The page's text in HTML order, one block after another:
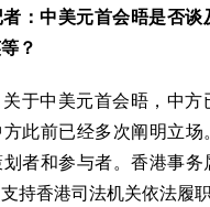
：中美元首会晤是否谈
？
于中美元首会晤，中方
此前已经多次阐明立场
者和参与者。香港事务
持香港司法机关依法履职